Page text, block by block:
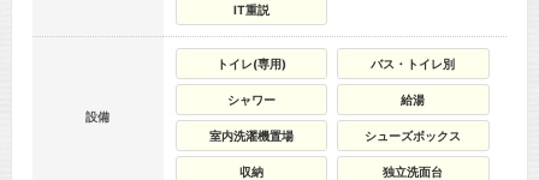
IT重説
設備
トイレ(専用) バス・トイレ別
シャワー 給湯
室内洗濯機置場 シューズボックス
収納 独立洗面台